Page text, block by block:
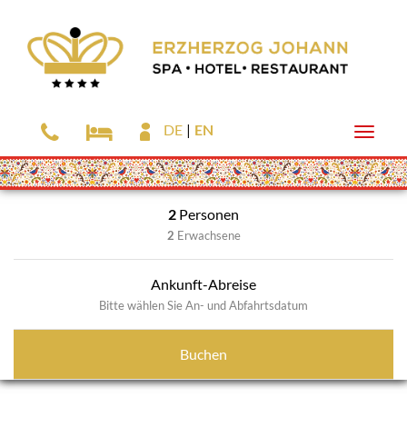
Skip
content
Toggle
DE EN
2 Personen
2 Erwachsene
Ankunft-Abreise
Bitte wählen Sie An- und Abfahrtsdatum
Buchen